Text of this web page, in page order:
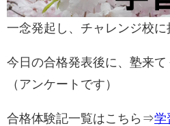
一念発起し、チャレンジ校に
今日の合格発表後に、塾来
（アンケートです）
合格体験記一覧はこちら⇒学